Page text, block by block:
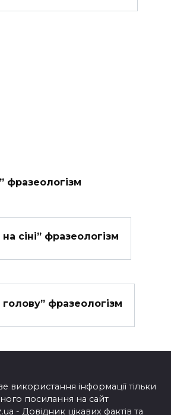
фразеологізм
сіні” фразеологізм
фразеологізм
використання інформації тільки
посилання на сайт
- Довідник цікавих фактів та